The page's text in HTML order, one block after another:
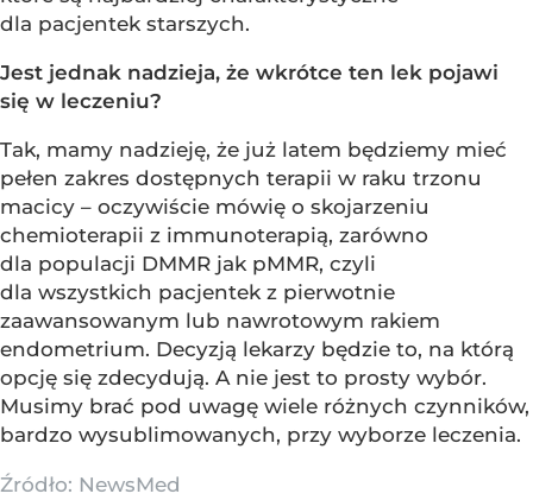
dla pacjentek starszych.
Jest jednak nadzieja, że wkrótce ten lek pojawi
się w leczeniu?
Tak, mamy nadzieję, że już latem będziemy mieć
pełen zakres dostępnych terapii w raku trzonu
macicy – oczywiście mówię o skojarzeniu
chemioterapii z immunoterapią, zarówno
dla populacji DMMR jak pMMR, czyli
dla wszystkich pacjentek z pierwotnie
zaawansowanym lub nawrotowym rakiem
endometrium. Decyzją lekarzy będzie to, na którą
opcję się zdecydują. A nie jest to prosty wybór.
Musimy brać pod uwagę wiele różnych czynników,
bardzo wysublimowanych, przy wyborze leczenia.
Źródło: NewsMed